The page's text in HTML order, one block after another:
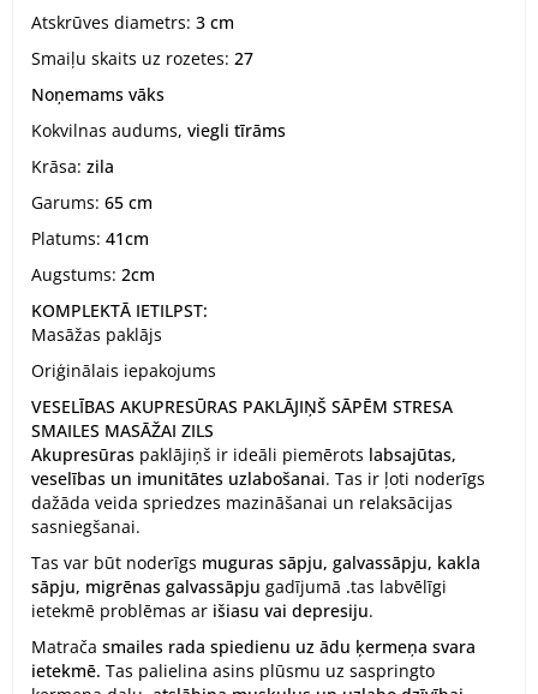
Atskrūves diametrs: 3 cm
Smaiļu skaits uz rozetes: 27
Noņemams vāks
Kokvilnas audums, viegli tīrāms
Krāsa: zila
Garums: 65 cm
Platums: 41cm
Augstums: 2cm
KOMPLEKTĀ IETILPST:
Masāžas paklājs
Oriģinālais iepakojums
VESELĪBAS AKUPRESŪRAS PAKLĀJIŅŠ SĀPĒM STRESA
SMAILES MASĀŽAI ZILS
Akupresūras paklājiņš ir ideāli piemērots labsajūtas,
veselības un imunitātes uzlabošanai. Tas ir ļoti noderīgs
dažāda veida spriedzes mazināšanai un relaksācijas
sasniegšanai.
Tas var būt noderīgs muguras sāpju, galvassāpju, kakla
sāpju, migrēnas galvassāpju gadījumā .tas labvēlīgi
ietekmē problēmas ar išiasu vai depresiju.
Matrača smailes rada spiedienu uz ādu ķermeņa svara
ietekmē. Tas palielina asins plūsmu uz saspringto